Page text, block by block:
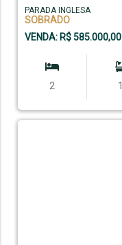
PARADA INGLESA
SOBRADO
VENDA: R$ 585.000,00
2 1